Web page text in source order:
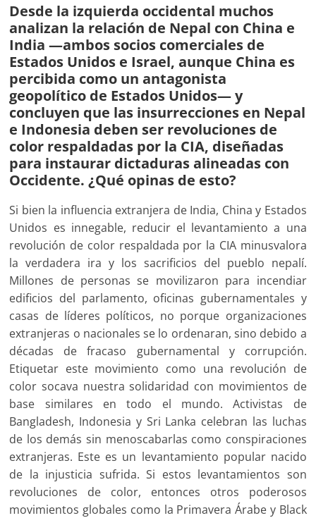
Desde la izquierda occidental muchos
analizan la relación de Nepal con China e
India —ambos socios comerciales de
Estados Unidos e Israel, aunque China es
percibida como un antagonista
geopolítico de Estados Unidos— y
concluyen que las insurrecciones en Nepal
e Indonesia deben ser revoluciones de
color respaldadas por la CIA, diseñadas
para instaurar dictaduras alineadas con
Occidente. ¿Qué opinas de esto?
Si bien la influencia extranjera de India, China y Estados
Unidos es innegable, reducir el levantamiento a una
revolución de color respaldada por la CIA minusvalora
la verdadera ira y los sacrificios del pueblo nepalí.
Millones de personas se movilizaron para incendiar
edificios del parlamento, oficinas gubernamentales y
casas de líderes políticos, no porque organizaciones
extranjeras o nacionales se lo ordenaran, sino debido a
décadas de fracaso gubernamental y corrupción.
Etiquetar este movimiento como una revolución de
color socava nuestra solidaridad con movimientos de
base similares en todo el mundo. Activistas de
Bangladesh, Indonesia y Sri Lanka celebran las luchas
de los demás sin menoscabarlas como conspiraciones
extranjeras. Este es un levantamiento popular nacido
de la injusticia sufrida. Si estos levantamientos son
revoluciones de color, entonces otros poderosos
movimientos globales como la Primavera Árabe y Black